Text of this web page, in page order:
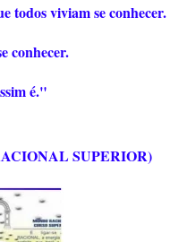
todos viviam se conhecer.
conhecer.
é."
SUPERIOR)